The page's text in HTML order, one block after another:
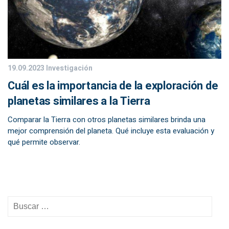
19.09.2023 Investigación
Cuál es la importancia de la exploración de
planetas similares a la Tierra
Comparar la Tierra con otros planetas similares brinda una
mejor comprensión del planeta. Qué incluye esta evaluación y
qué permite observar.